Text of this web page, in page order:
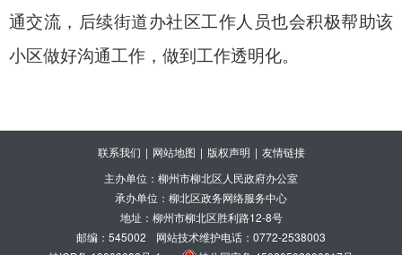
通交流，后续街道办社区工作人员也会积极帮助该
小区做好沟通工作，做到工作透明化。
联系我们 | 网站地图 | 版权声明 | 友情链接
主办单位：柳州市柳北区人民政府办公室
承办单位：柳北区政务网络服务中心
地址：柳州市柳北区胜利路12-8号
邮编：545002
网站技术维护电话：0772-2538003